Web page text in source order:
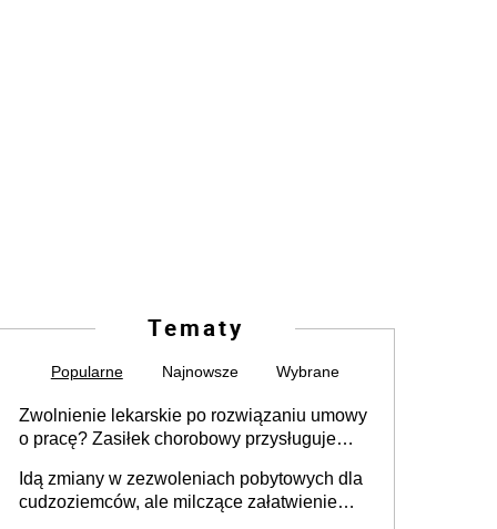
Tematy
Popularne Najnowsze Wybrane
Zwolnienie lekarskie po rozwiązaniu umowy
o pracę? Zasiłek chorobowy przysługuje
dni od ustania stosunku pracy
Idą zmiany w zezwoleniach pobytowych dla
cudzoziemców, ale milczące załatwienie